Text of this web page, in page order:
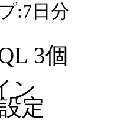
:7日分
3個
ン
定